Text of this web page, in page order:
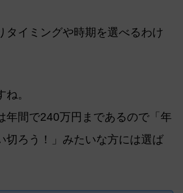
タイミングや時期を選べるわけ
ね。
年間で240万円まであるので「年
切ろう！」みたいな方には選ば